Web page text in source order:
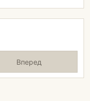
Вперед